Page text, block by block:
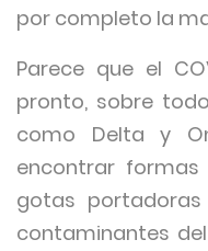
por completo la
Parece que el
pronto, sobre
como Delta y
encontrar
gotas
contaminantes